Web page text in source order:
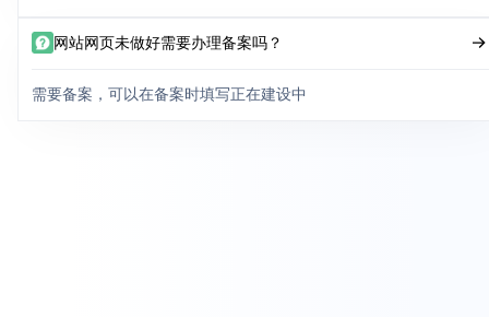
网站网页未做好需要办理备案吗？
需要备案，可以在备案时填写正在建设中